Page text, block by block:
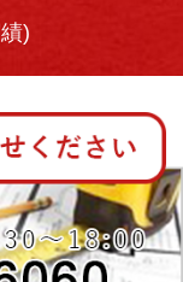
)